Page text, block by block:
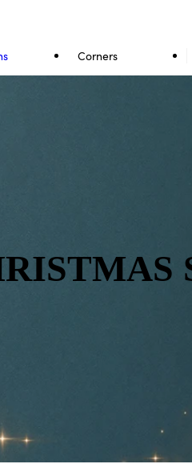
Corners